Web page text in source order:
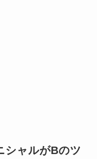
シャルがBのツ